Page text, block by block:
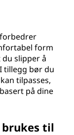
form
slipper å
tillegg bør du
tilpasses,
på dine
til